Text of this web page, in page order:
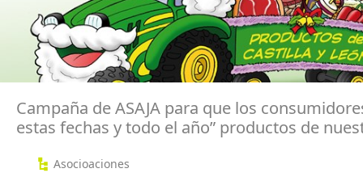
Campaña de ASAJA para que los
estas fechas y todo el año” productos de
Asocioaciones